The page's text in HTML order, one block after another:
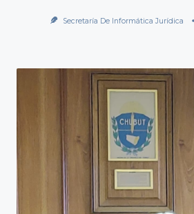
Secretaría De Informática Jurídica